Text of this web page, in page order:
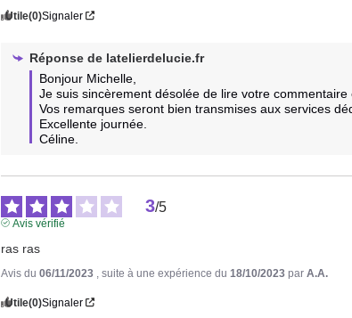
Utile(0)Signaler
Réponse de latelierdelucie.fr
Bonjour Michelle,
Je suis sincèrement désolée de lire votre
Vos remarques seront bien transmises aux services
Excellente journée.
Céline.
3/5
Avis vérifié
ras ras
Avis du06/11/2023 , suite à une expérience du 18/10/2023 parA.A.
Utile(0)Signaler